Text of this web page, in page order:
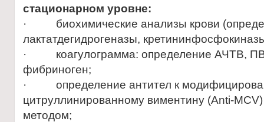
стационарном уровне:
· биохимические анализы крови
лактатдегидрогеназы,
· коагулограмма: определение АЧТВ,
фибриноген;
· определение антител к
цитруллинированному виментину (Anti-
методом;